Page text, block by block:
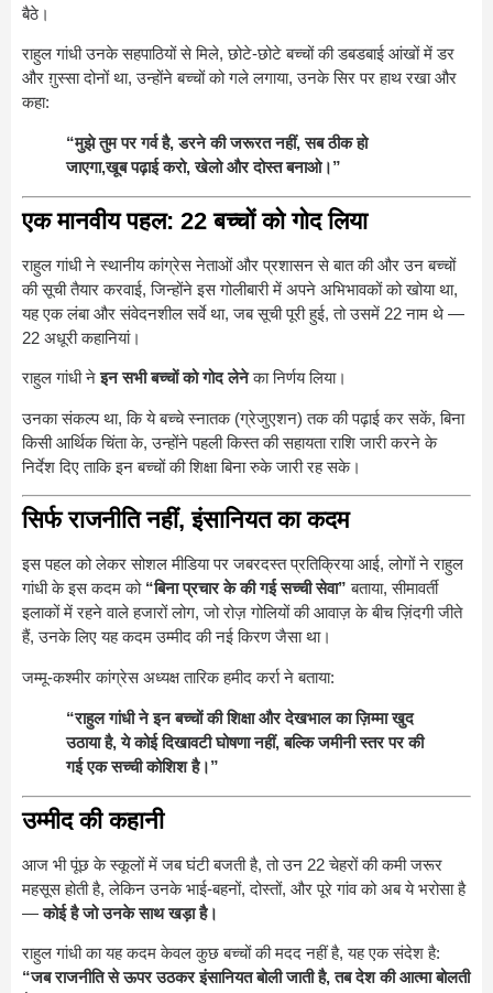
बैठे।
राहुल गांधी उनके सहपाठियों से मिले, छोटे-छोटे बच्चों की डबडबाई आंखों में डर
और ग़ुस्सा दोनों था, उन्होंने बच्चों को गले लगाया, उनके सिर पर हाथ रखा और
कहा:
“मुझे तुम पर गर्व है, डरने की जरूरत नहीं, सब ठीक हो
जाएगा,खूब पढ़ाई करो, खेलो और दोस्त बनाओ।”
एक मानवीय पहल: 22 बच्चों को गोद लिया
राहुल गांधी ने स्थानीय कांग्रेस नेताओं और प्रशासन से बात की और उन बच्चों
की सूची तैयार करवाई, जिन्होंने इस गोलीबारी में अपने अभिभावकों को खोया था,
यह एक लंबा और संवेदनशील सर्वे था, जब सूची पूरी हुई, तो उसमें 22 नाम थे —
22 अधूरी कहानियां।
राहुल गांधी नेइन सभी बच्चों को गोद लेनेका निर्णय लिया।
उनका संकल्प था, कि ये बच्चे स्नातक (ग्रेजुएशन) तक की पढ़ाई कर सकें, बिना
किसी आर्थिक चिंता के, उन्होंने पहली किस्त की सहायता राशि जारी करने के
निर्देश दिए ताकि इन बच्चों की शिक्षा बिना रुके जारी रह सके।
सिर्फ राजनीति नहीं, इंसानियत का कदम
इस पहल को लेकर सोशल मीडिया पर जबरदस्त प्रतिक्रिया आई, लोगों ने राहुल
गांधी के इस कदम को “बिना प्रचार के की गई सच्ची सेवा” बताया, सीमावर्ती
इलाकों में रहने वाले हजारों लोग, जो रोज़ गोलियों की आवाज़ के बीच ज़िंदगी जीते
हैं, उनके लिए यह कदम उम्मीद की नई किरण जैसा था।
जम्मू-कश्मीर कांग्रेस अध्यक्ष तारिक हमीद कर्रा ने बताया:
“राहुल गांधी ने इन बच्चों की शिक्षा और देखभाल का ज़िम्मा खुद
उठाया है, ये कोई दिखावटी घोषणा नहीं, बल्कि जमीनी स्तर पर की
गई एक सच्ची कोशिश है।”
उम्मीद की कहानी
आज भी पूंछ के स्कूलों में जब घंटी बजती है, तो उन 22 चेहरों की कमी जरूर
महसूस होती है, लेकिन उनके भाई-बहनों, दोस्तों, और पूरे गांव को अब ये भरोसा है
—कोई है जो उनके साथ खड़ा है।
राहुल गांधी का यह कदम केवल कुछ बच्चों की मदद नहीं है, यह एक संदेश है:
“जब राजनीति से ऊपर उठकर इंसानियत बोली जाती है, तब देश की आत्मा बोलती